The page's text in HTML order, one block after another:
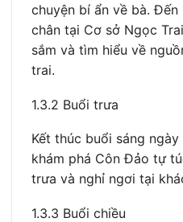
chuyện bí ẩn về bà. Đến
chân tại Cơ sở Ngọc
sắm và tìm hiểu về
trai.
1.3.2 Buổi trưa
Kết thúc buổi sáng
khám phá Côn Đảo tự
trưa và nghỉ ngơi tại
1.3.3 Buổi chiều